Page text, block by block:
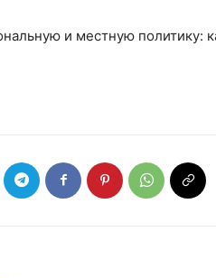
и местную политику: